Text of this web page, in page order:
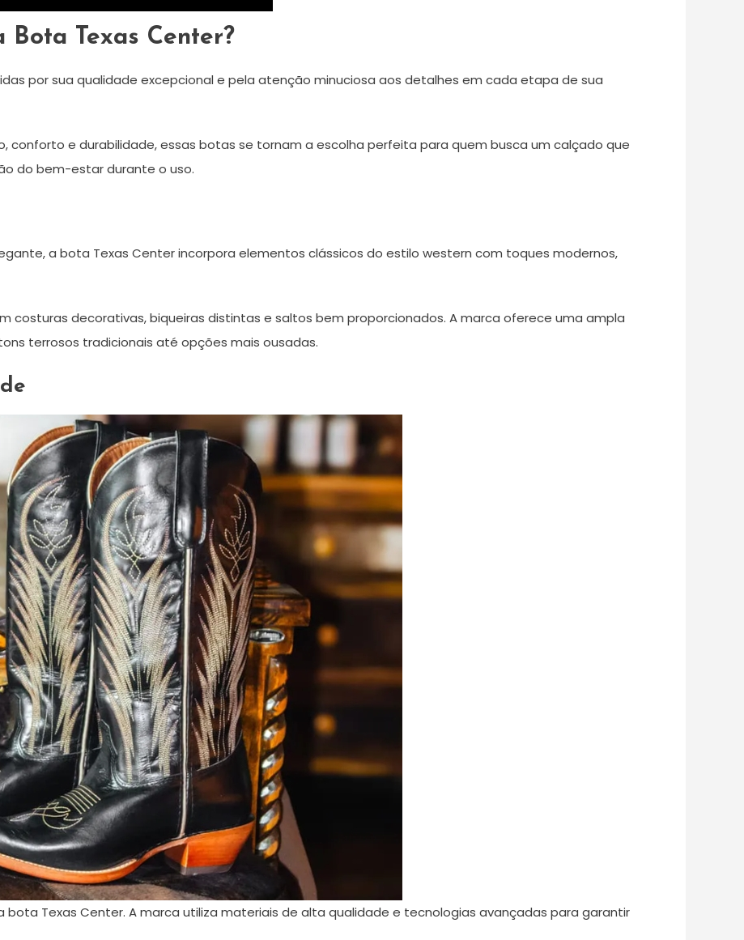
Bota Texas Center?
por sua qualidade excepcional e pela atenção minuciosa aos detalhes em cada etapa de sua
conforto e durabilidade, essas botas se tornam a escolha perfeita para quem busca um calçado que
do bem-estar durante o uso.
a bota Texas Center incorpora elementos clássicos do estilo western com toques modernos,
costuras decorativas, biqueiras distintas e saltos bem proporcionados. A marca oferece uma ampla
terrosos tradicionais até opções mais ousadas.
Texas Center. A marca utiliza materiais de alta qualidade e tecnologias avançadas para garantir